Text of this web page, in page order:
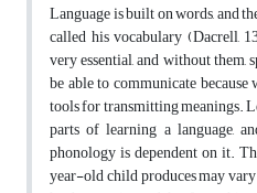
Language is built on words, and
called his vocabulary (Dacrell,
very essential, and without
be able to communicate
tools for transmitting meanings.
parts of learning a language,
phonology is dependent on it.
year-old child produces may